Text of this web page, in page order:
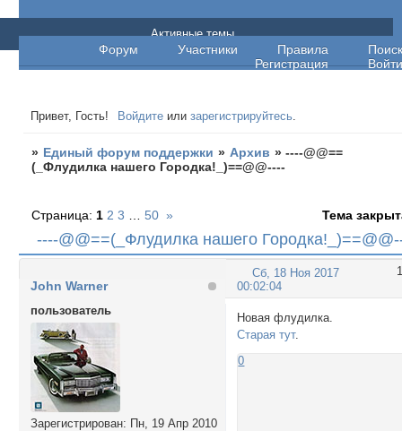
Единый форум поддержки
Форум Участники Правила
Поиск
Регистрация
Войти
Активные темы
Привет, Гость! Войдите илизарегистрируйтесь.
» Единый форум поддержки » Архив »----@@==
(_Флудилка нашего Городка!_)==@@----
----@@==(_Флудилка нашего
Страница: 1 2 3 50 » Тема
1
Сб, 18 Ноя 2017
00:02:04
John Warner
пользователь
Зарегистрирован: Пн, 19 Апр 2010
Новая флудилка.
Старая тут.
0